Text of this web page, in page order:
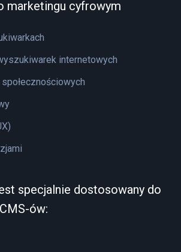
marketingu cyfrowym
internetowych
specjalnie dostosowany do
ów: